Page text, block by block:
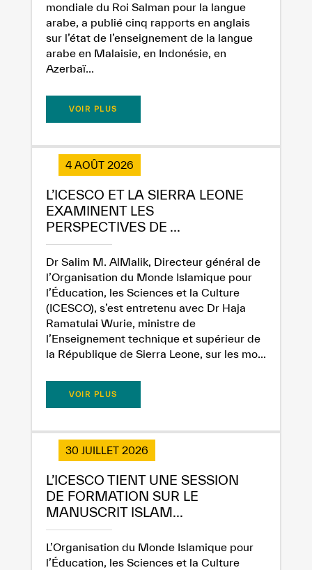
mondiale du Roi Salman pour la langue
arabe, a publié cinq rapports en anglais
sur l’état de l’enseignement de la langue
arabe en Malaisie, en Indonésie, en
Azerbaï...
VOIR PLUS
4 AOÛT 2026
L’ICESCO ET LA SIERRA LEONE
EXAMINENT LES
PERSPECTIVES DE ...
Dr Salim M. AlMalik, Directeur général de
l’Organisation du Monde Islamique pour
l’Éducation, les Sciences et la Culture
(ICESCO), s’est entretenu avec Dr Haja
Ramatulai Wurie, ministre de
l’Enseignement technique et supérieur de
la République de Sierra Leone, sur les mo...
VOIR PLUS
30 JUILLET 2026
L’ICESCO TIENT UNE SESSION
DE FORMATION SUR LE
MANUSCRIT ISLAM...
L’Organisation du Monde Islamique pour
l’Éducation, les Sciences et la Culture